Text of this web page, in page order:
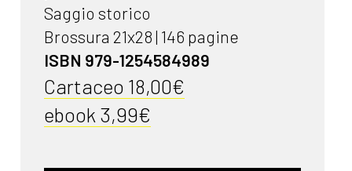
Saggio storico
Brossura 21x28 | 146 pagine
ISBN 979-1254584989
Cartaceo 18,00€
ebook 3,99€